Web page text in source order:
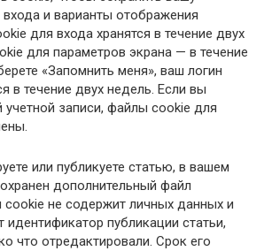
и варианты отображения
для входа хранятся в течение двух
для параметров экрана — в течение
«Запомнить меня», ваш логин
в течение двух недель. Если вы
учетной записи, файлы cookie для
или публикуете статью, в вашем
дополнительный файл
cookie не содержит личных данных и
идентификатор публикации статьи,
что отредактировали. Срок его